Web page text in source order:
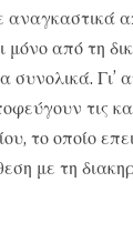
αναγκαστικά
μόνο από τη
συνολικά. Γι’
τις
το οποίο
με τη